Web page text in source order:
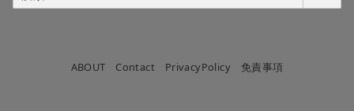
ABOUT Contact PrivacyPolicy 免責事項